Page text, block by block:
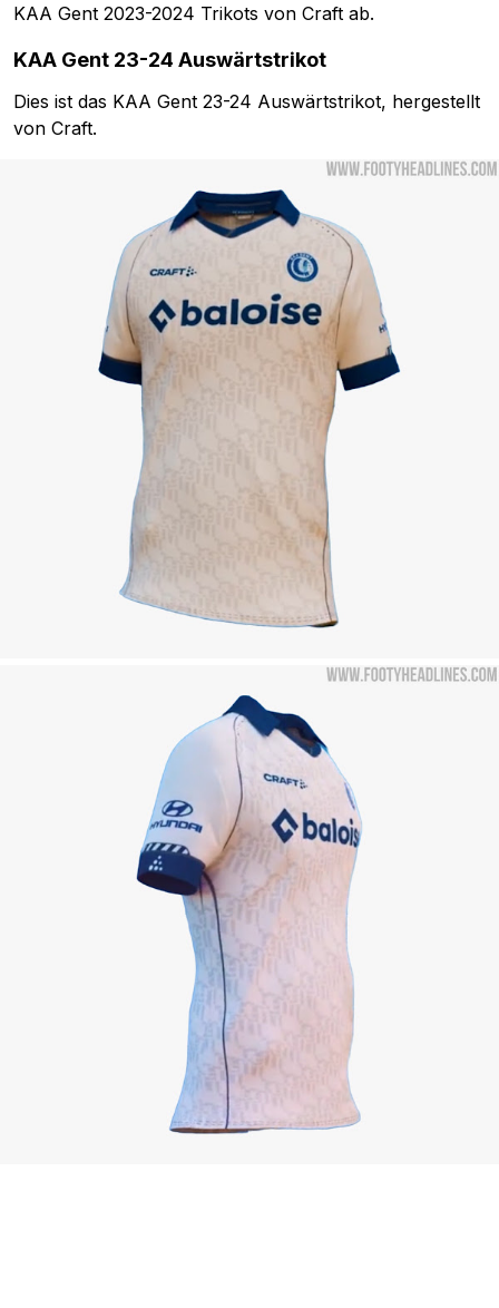
KAA Gent 2023-2024 Trikots von Craft ab.
KAA Gent 23-24 Auswärtstrikot
Dies ist das KAA Gent 23-24 Auswärtstrikot, hergestellt
von Craft.